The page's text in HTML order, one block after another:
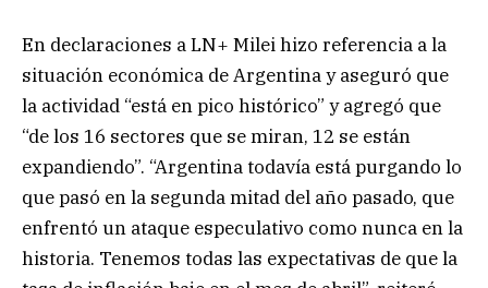
En declaraciones a LN+ Milei hizo referencia a la
situación económica de Argentina y aseguró que
la actividad “está en pico histórico” y agregó que
“de los 16 sectores que se miran, 12 se están
expandiendo”. “Argentina todavía está purgando lo
que pasó en la segunda mitad del año pasado, que
enfrentó un ataque especulativo como nunca en la
historia. Tenemos todas las expectativas de que la